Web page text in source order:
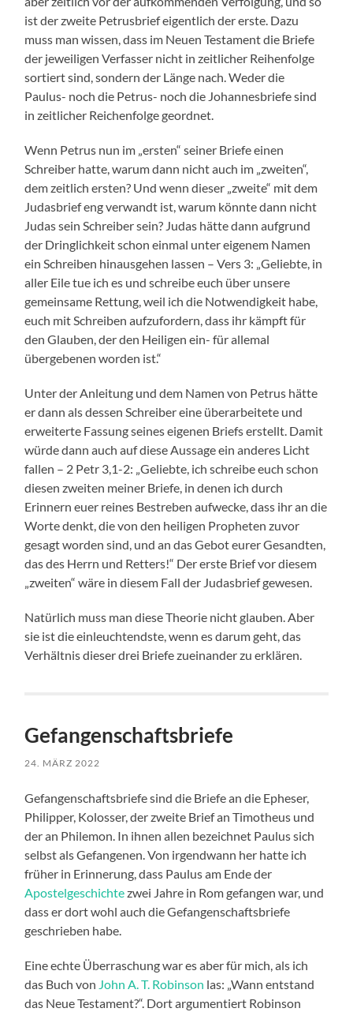
ist der zweite Petrusbrief eigentlich der erste. Dazu
muss man wissen, dass im Neuen Testament die Briefe
der jeweiligen Verfasser nicht in zeitlicher Reihenfolge
sortiert sind, sondern der Länge nach. Weder die
Paulus- noch die Petrus- noch die Johannesbriefe sind
in zeitlicher Reichenfolge geordnet.
Wenn Petrus nun im „ersten“ seiner Briefe einen
Schreiber hatte, warum dann nicht auch im „zweiten“,
dem zeitlich ersten? Und wenn dieser „zweite“ mit dem
Judasbrief eng verwandt ist, warum könnte dann nicht
Judas sein Schreiber sein? Judas hätte dann aufgrund
der Dringlichkeit schon einmal unter eigenem Namen
ein Schreiben hinausgehen lassen – Vers 3: „Geliebte, in
aller Eile tue ich es und schreibe euch über unsere
gemeinsame Rettung, weil ich die Notwendigkeit habe,
euch mit Schreiben aufzufordern, dass ihr kämpft für
den Glauben, der den Heiligen ein- für allemal
übergebenen worden ist.“
Unter der Anleitung und dem Namen von Petrus hätte
er dann als dessen Schreiber eine überarbeitete und
erweiterte Fassung seines eigenen Briefs erstellt. Damit
würde dann auch auf diese Aussage ein anderes Licht
fallen – 2 Petr 3,1-2: „Geliebte, ich schreibe euch schon
diesen zweiten meiner Briefe, in denen ich durch
Erinnern euer reines Bestreben aufwecke, dass ihr an die
Worte denkt, die von den heiligen Propheten zuvor
gesagt worden sind, und an das Gebot eurer Gesandten,
das des Herrn und Retters!“ Der erste Brief vor diesem
„zweiten“ wäre in diesem Fall der Judasbrief gewesen.
Natürlich muss man diese Theorie nicht glauben. Aber
sie ist die einleuchtendste, wenn es darum geht, das
Verhältnis dieser drei Briefe zueinander zu erklären.
Gefangenschaftsbriefe
24. MÄRZ 2022
Gefangenschaftsbriefe sind die Briefe an die Epheser,
Philipper, Kolosser, der zweite Brief an Timotheus und
der an Philemon. In ihnen allen bezeichnet Paulus sich
selbst als Gefangenen. Von irgendwann her hatte ich
früher in Erinnerung, dass Paulus am Ende der
Apostelgeschichtezwei Jahre in Rom gefangen war, und
dass er dort wohl auch die Gefangenschaftsbriefe
geschrieben habe.
Eine echte Überraschung war es aber für mich, als ich
das Buch von John A. T. Robinson las: „Wann entstand
das Neue Testament?“. Dort argumentiert Robinson